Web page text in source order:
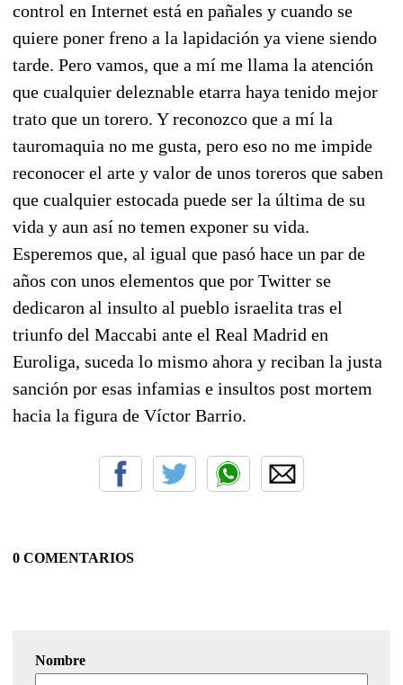
control en Internet está en pañales y cuando se
quiere poner freno a la lapidación ya viene siendo
tarde. Pero vamos, que a mí me llama la atención
que cualquier deleznable etarra haya tenido mejor
trato que un torero. Y reconozco que a mí la
tauromaquia no me gusta, pero eso no me impide
reconocer el arte y valor de unos toreros que saben
que cualquier estocada puede ser la última de su
vida y aun así no temen exponer su vida.
Esperemos que, al igual que pasó hace un par de
años con unos elementos que por Twitter se
dedicaron al insulto al pueblo israelita tras el
triunfo del Maccabi ante el Real Madrid en
Euroliga, suceda lo mismo ahora y reciban la justa
sanción por esas infamias e insultos post mortem
hacia la figura de Víctor Barrio.
0 COMENTARIOS
Nombre